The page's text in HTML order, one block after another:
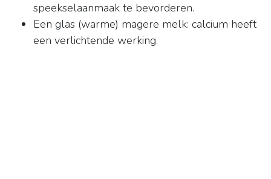
speekselaanmaak te bevorderen.
Een glas (warme) magere melk: calcium heeft
een verlichtende werking.